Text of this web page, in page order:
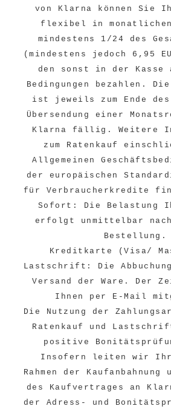
von Klarna können Sie
flexibel in monatlichen
mindestens 1/24 des
(mindestens jedoch 6,95
den sonst in der Kasse
Bedingungen bezahlen.
ist jeweils zum Ende des
Übersendung einer
Klarna fällig. Weitere
zum Ratenkauf
Allgemeinen
der europäischen
für Verbraucherkredite
Sofort: Die Belastung
erfolgt unmittelbar nach
Bestellung.
Kreditkarte (Visa/
Lastschrift: Die
Versand der Ware. Der
Ihnen per E-Mail
Die Nutzung der
Ratenkauf und
positive
Insofern leiten wir
Rahmen der Kaufanbahnung
des Kaufvertrages an
der Adress- und